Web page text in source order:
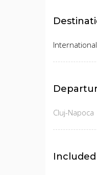
Cluj-Napoca
Included